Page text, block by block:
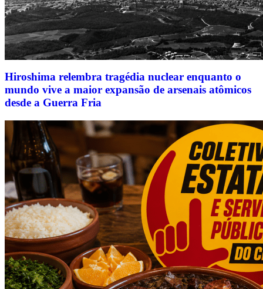
Hiroshima relembra tragédia nuclear enquanto o
mundo vive a maior expansão de arsenais atômicos
desde a Guerra Fria